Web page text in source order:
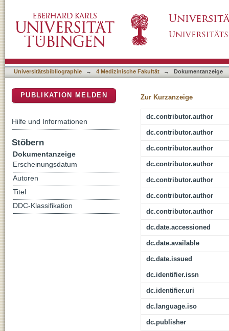
Universitätsbibliographie → 4 Medizinische Fakultät → Dokumentanzeige
Zur Kurzanzeige
dc.contributor.author
dc.contributor.author
dc.contributor.author
dc.contributor.author
dc.contributor.author
dc.contributor.author
dc.contributor.author
dc.date.accessioned
dc.date.available
dc.date.issued
dc.identifier.issn
dc.identifier.uri
dc.language.iso
dc.publisher
PUBLIKATION MELDEN
Hilfe und Informationen
Stöbern
Dokumentanzeige
Erscheinungsdatum
Autoren
Titel
DDC-Klassifikation